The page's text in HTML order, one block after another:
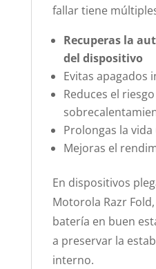
fallar tiene
Recuperas la
del dispositivo
Evitas apagados
Reduces el
Prolongas la
Mejoras el
En dispositivos
Motorola Razr
batería en buen
a preservar la
interno.